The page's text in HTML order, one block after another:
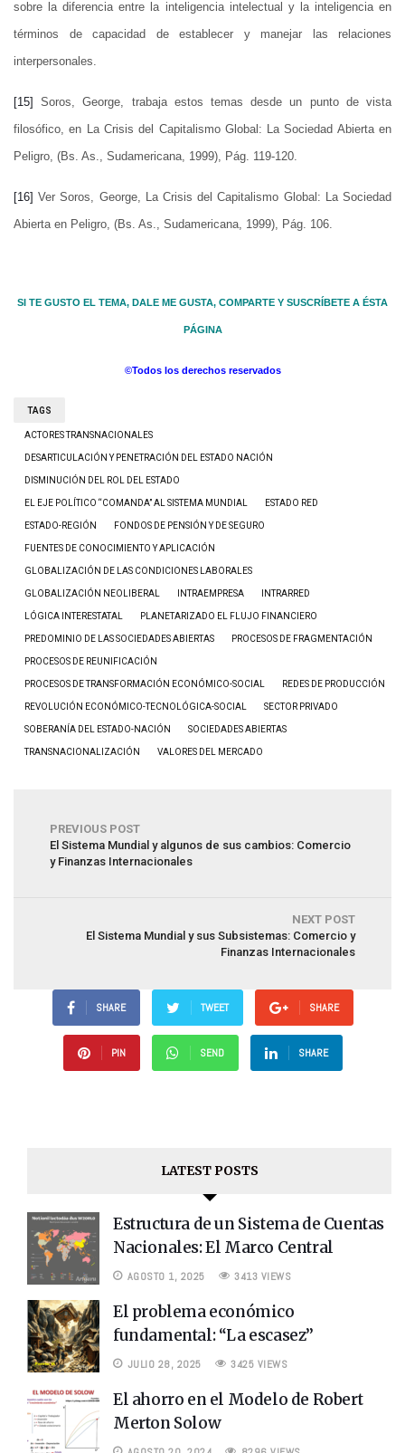
sobre la diferencia entre la inteligencia intelectual y la inteligencia en
términos de capacidad de establecer y manejar las relaciones
interpersonales.
[15]
Soros, George, trabaja estos temas desde un punto de vista
filosófico, en La Crisis del Capitalismo Global: La Sociedad Abierta en
Peligro, (Bs. As., Sudamericana, 1999), Pág. 119-120.
[16] Ver Soros, George, La Crisis del Capitalismo Global: La Sociedad
Abierta en Peligro, (Bs. As., Sudamericana, 1999), Pág. 106.
SI TE GUSTO EL TEMA, DALE ME GUSTA, COMPARTE Y SUSCRÍBETE A ÉSTA
PÁGINA
©Todos los derechos reservados
TAGS
ACTORES TRANSNACIONALES
DESARTICULACIÓN Y PENETRACIÓN DEL ESTADO NACIÓN
DISMINUCIÓN DEL ROL DEL ESTADO
EL EJE POLÍTICO “COMANDA” AL SISTEMA MUNDIAL ESTADO RED
ESTADO-REGIÓN FONDOS DE PENSIÓN Y DE SEGURO
FUENTES DE CONOCIMIENTO Y APLICACIÓN
GLOBALIZACIÓN DE LAS CONDICIONES LABORALES
GLOBALIZACIÓN NEOLIBERAL INTRAEMPRESA INTRARRED
LÓGICA INTERESTATAL PLANETARIZADO EL FLUJO FINANCIERO
PREDOMINIO DE LAS SOCIEDADES ABIERTAS PROCESOS DE FRAGMENTACIÓN
PROCESOS DE REUNIFICACIÓN
PROCESOS DE TRANSFORMACIÓN ECONÓMICO-SOCIAL REDES DE PRODUCCIÓN
REVOLUCIÓN ECONÓMICO-TECNOLÓGICA-SOCIAL SECTOR PRIVADO
SOBERANÍA DEL ESTADO-NACIÓN SOCIEDADES ABIERTAS
TRANSNACIONALIZACIÓN VALORES DEL MERCADO
PREVIOUS POST
El Sistema Mundial y algunos de sus cambios: Comercio
y Finanzas Internacionales
NEXT POST
El Sistema Mundial y sus Subsistemas: Comercio y
Finanzas Internacionales
SHARE TWEET SHARE
PIN SEND SHARE
LATEST POSTS
Estructura de un Sistema de Cuentas
Nacionales: El Marco Central
AGOSTO 1, 2025 3413 VIEWS
El problema económico
fundamental: “La escasez”
JULIO 28, 2025 3425 VIEWS
El ahorro en el Modelo de Robert
Merton Solow